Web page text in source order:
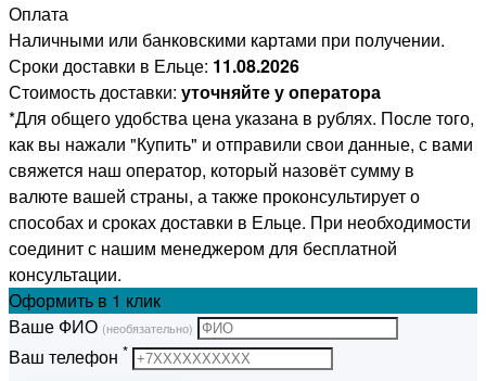
Оплата
Наличными или банковскими картами при получении.
Сроки доставки в Ельце: 11.08.2026
Стоимость доставки: уточняйте у оператора
*Для общего удобства цена указана в рублях. После того,
как вы нажали "Купить" и отправили свои данные, с вами
свяжется наш оператор, который назовёт сумму в
валюте вашей страны, а также проконсультирует о
способах и сроках доставки в Ельце. При необходимости
соединит с нашим менеджером для бесплатной
консультации.
Оформить в 1 клик
Ваше ФИО (необязательно)
Ваш телефон *